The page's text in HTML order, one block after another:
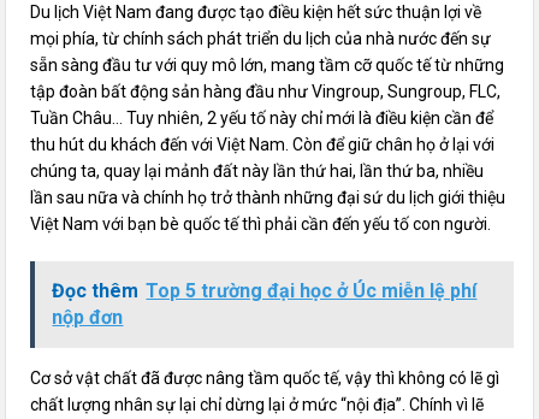
Du lịch Việt Nam đang được tạo điều kiện hết sức thuận lợi về
mọi phía, từ chính sách phát triển du lịch của nhà nước đến sự
sẵn sàng đầu tư với quy mô lớn, mang tầm cỡ quốc tế từ những
tập đoàn bất động sản hàng đầu như Vingroup, Sungroup, FLC,
Tuần Châu… Tuy nhiên, 2 yếu tố này chỉ mới là điều kiện cần để
thu hút du khách đến với Việt Nam. Còn để giữ chân họ ở lại với
chúng ta, quay lại mảnh đất này lần thứ hai, lần thứ ba, nhiều
lần sau nữa và chính họ trở thành những đại sứ du lịch giới thiệu
Việt Nam với bạn bè quốc tế thì phải cần đến yếu tố con người.
Đọc thêm Top 5 trường đại học ở Úc miễn lệ phí
nộp đơn
Cơ sở vật chất đã được nâng tầm quốc tế, vậy thì không có lẽ gì
chất lượng nhân sự lại chỉ dừng lại ở mức “nội địa”. Chính vì lẽ